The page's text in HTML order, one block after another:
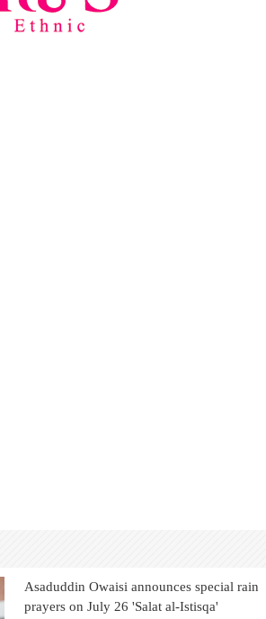
Asaduddin Owaisi announces special rain
prayers on July 26 'Salat al-Istisqa'